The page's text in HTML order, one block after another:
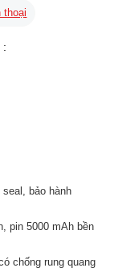
thoại
:
bảo hành
pin 5000 mAh bền
chống rung quang